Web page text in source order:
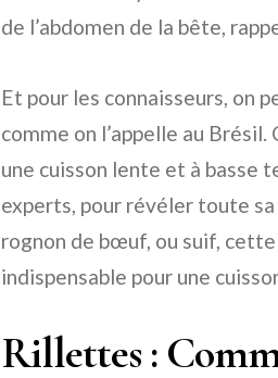
de l’abdomen de la bête,
Et pour les connaisseurs, on
comme on l’appelle au
une cuisson lente et à basse
experts, pour révéler toute
rognon de bœuf, ou suif,
indispensable pour une
Rillettes :